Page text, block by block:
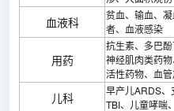
血液科
贫血、输血、
者、血液感染
用药
抗生素、多巴
神经肌肉类药
活性药物、血
儿科
早产儿ARDS、
TBI、儿童哮喘